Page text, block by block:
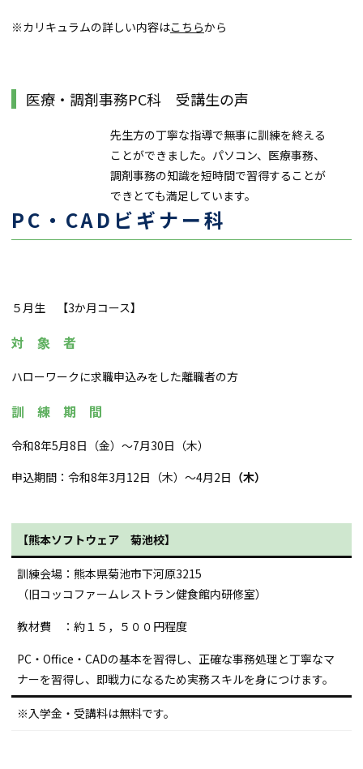
※カリキュラムの詳しい内容はこちらから
医療・調剤事務PC科 受講生の声
先生方の丁寧な指導で無事に訓練を終える
ことができました。パソコン、医療事務、
調剤事務の知識を短時間で習得することが
できとても満足しています。
PC・CADビギナー科
５月生 【3か月コース】
対 象 者
ハローワークに求職申込みをした離職者の方
訓 練 期 間
令和8年5月8日（金）～7月30日（木）
申込期間：令和8年3月12日（木）～4月2日 （木）
【熊本ソフトウェア 菊池校】
訓練会場：熊本県菊池市下河原3215
（旧コッコファームレストラン健食館内研修室）
教材費 ：約１５，５００円程度
PC・Office・CADの基本を習得し、正確な事務処理と丁寧なマ
ナーを習得し、即戦力になるため実務スキルを身につけます。
※入学金・受講料は無料です。